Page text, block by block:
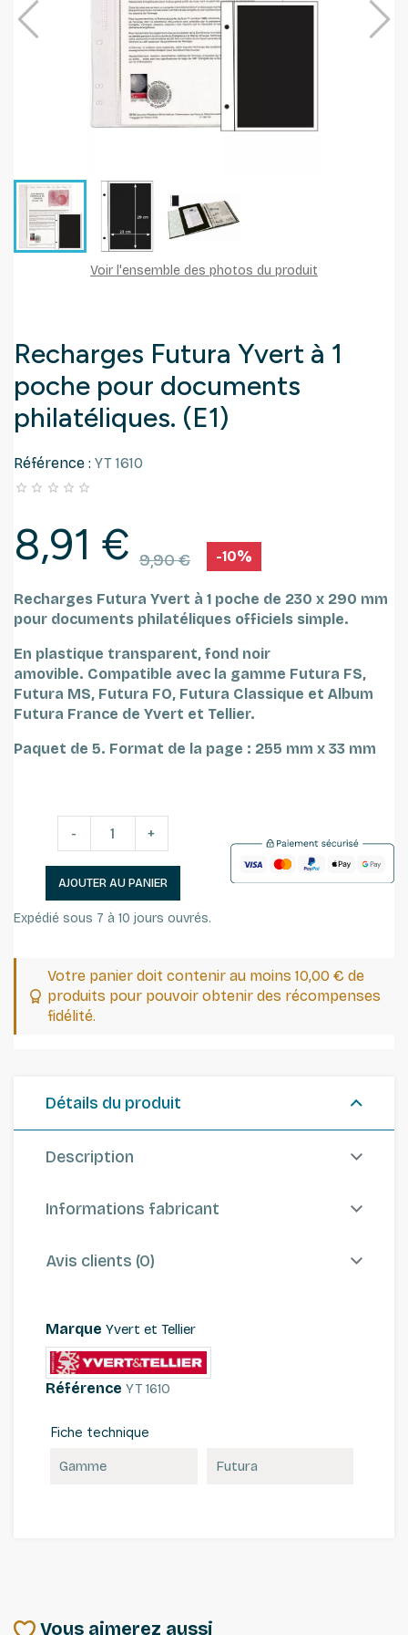
Voir l'ensemble des photos du produit
Recharges Futura Yvert à 1
poche pour documents
philatéliques. (E1)
Référence : YT 1610
    
8,91 € 9,90 € -10%
Recharges Futura Yvert à 1 poche de 230 x 290 mm
pour documents philatéliques officiels simple.
En plastique transparent, fond noir
amovible. Compatible avec la gamme Futura FS,
Futura MS, Futura FO, Futura Classique et Album
Futura France de Yvert et Tellier.
Paquet de 5. Format de la page : 255 mm x 33 mm
- +
AJOUTER AU PANIER
Expédié sous 7 à 10 jours ouvrés.
Votre panier doit contenir au moins 10,00 € de
produits pour pouvoir obtenir des récompenses
fidélité.
Détails du produit
Description
Informations fabricant
Avis clients (0)
Marque Yvert et Tellier
Référence YT 1610
Fiche technique
Gamme Futura
Vous aimerez aussi